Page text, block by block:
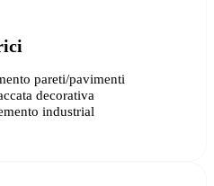
pareti/pavimenti
decorativa
industrial